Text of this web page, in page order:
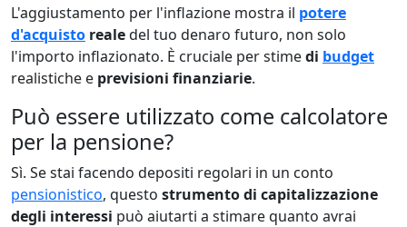
L'aggiustamento per l'inflazione mostra il potere
d'acquisto realedel tuo denaro futuro, non solo
l'importo inflazionato. È cruciale per stimedi budget
realistiche e previsioni finanziarie.
Può essere utilizzato come calcolatore
per la pensione?
Sì. Se stai facendo depositi regolari in un conto
pensionistico, questo strumento di capitalizzazione
degli interessi può aiutarti a stimare quanto avrai